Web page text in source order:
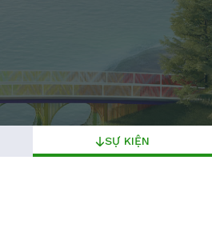
SỰ KIỆN